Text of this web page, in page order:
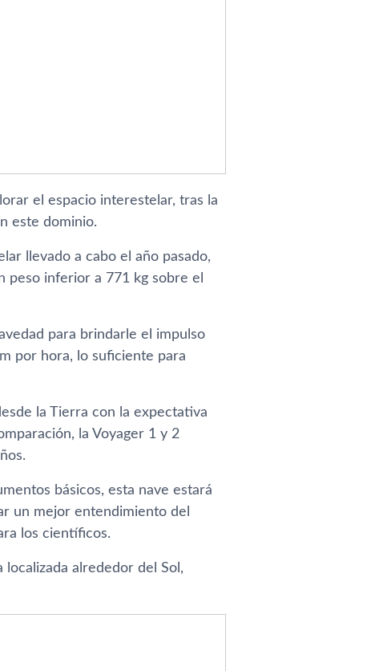
el espacio interestelar, tras la
este dominio.
llevado a cabo el año pasado,
peso inferior a 771 kg sobre el
para brindarle el impulso
por hora, lo suficiente para
la Tierra con la expectativa
la Voyager 1 y 2
básicos, esta nave estará
un mejor entendimiento del
los científicos.
alrededor del Sol,